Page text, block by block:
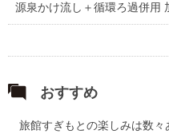
源泉かけ流し＋循環ろ過併用
おすすめ
旅館すぎもとの楽しみは数々